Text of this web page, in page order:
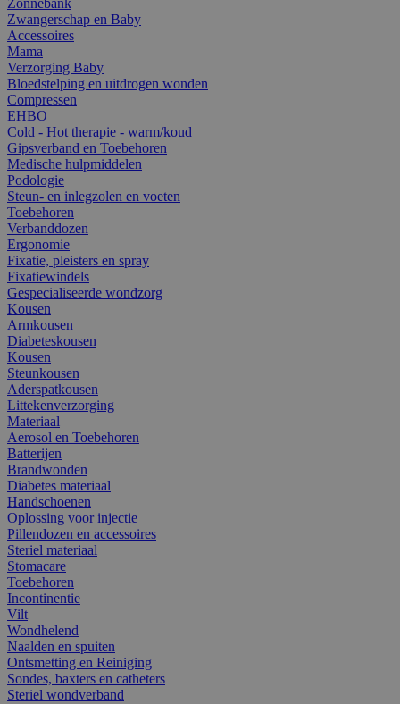
Zwangerschap en Baby
Accessoires
Mama
Verzorging Baby
Bloedstelping en uitdrogen wonden
Compressen
EHBO
Cold - Hot therapie - warm/koud
Gipsverband en Toebehoren
Medische hulpmiddelen
Podologie
Steun- en inlegzolen en voeten
Toebehoren
Verbanddozen
Ergonomie
Fixatie, pleisters en spray
Fixatiewindels
Gespecialiseerde wondzorg
Kousen
Armkousen
Diabeteskousen
Kousen
Steunkousen
Aderspatkousen
Littekenverzorging
Materiaal
Aerosol en Toebehoren
Batterijen
Brandwonden
Diabetes materiaal
Handschoenen
Oplossing voor injectie
Pillendozen en accessoires
Steriel materiaal
Stomacare
Toebehoren
Incontinentie
Vilt
Wondhelend
Naalden en spuiten
Ontsmetting en Reiniging
Sondes, baxters en catheters
Steriel wondverband